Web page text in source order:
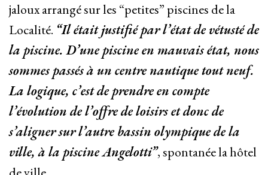
jaloux arrangé sur les “petites” piscines de la
Localité. “Il était justifié par l’état de vétusté de
la piscine. D’une piscine en mauvais état, nous
sommes passés à un centre nautique tout neuf.
La logique, c’est de prendre en compte
l’évolution de l’offre de loisirs et donc de
s’aligner sur l’autre bassin olympique de la
ville, à la piscine Angelotti”, spontanée la hôtel